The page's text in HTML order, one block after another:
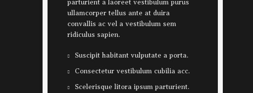
parturient a laoreet vestibulum purus
ullamcorper tellus ante at duira
convallis ac vel a vestibulum sem
ridiculus sapien.
Suscipit habitant vulputate a porta.
Consectetur vestibulum cubilia acc.
Scelerisque litora ipsum parturient.